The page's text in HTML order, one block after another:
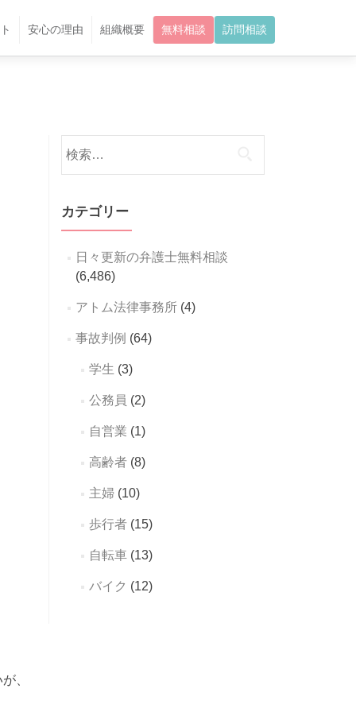
安心の理由 組織概要 無料相談 訪問相談
、
索:
カテゴリー
日々更新の弁護士無料相談
(6,486)
アトム法律事務所(4)
事故判例 (64)
学生 (3)
公務員 (2)
自営業 (1)
高齢者(8)
主婦(10)
歩行者(15)
自転車(13)
バイク (12)